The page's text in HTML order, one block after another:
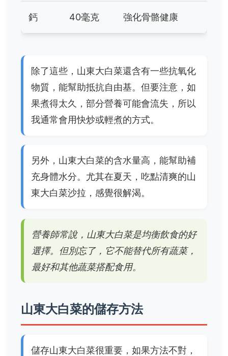
鈣 40毫克 強化骨骼健康
除了這些，山東大白菜還含有一些抗氧化
物質，能幫助抵抗自由基。但要注意，如
果煮得太久，部分營養可能會流失，所以
我通常會用快炒或輕煮的方式。
另外，山東大白菜的含水量高，能幫助補
充身體水分。尤其在夏天，吃點清爽的山
東大白菜沙拉，感覺很解渴。
營養師常說，山東大白菜是均衡飲食的好
選擇。但別忘了，它不能替代所有蔬菜，
最好和其他蔬菜搭配食用。
山東大白菜的儲存方法
儲存山東大白菜很重要，如果方法不對，